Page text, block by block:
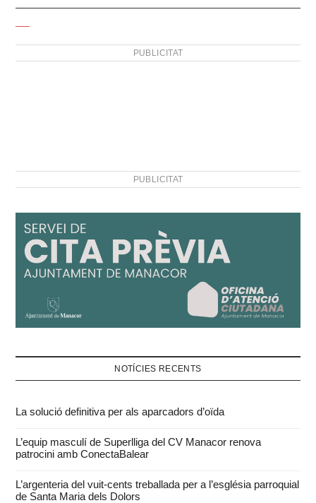
PUBLICITAT
PUBLICITAT
NOTÍCIES RECENTS
La solució definitiva per als aparcadors d’oïda
L’equip masculí de Superlliga del CV Manacor renova
patrocini amb ConectaBalear
L’argenteria del vuit-cents treballada per a l’església parroquial
de Santa Maria dels Dolors